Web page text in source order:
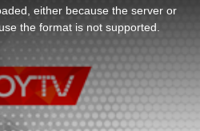
either because the server or
the format is not supported.